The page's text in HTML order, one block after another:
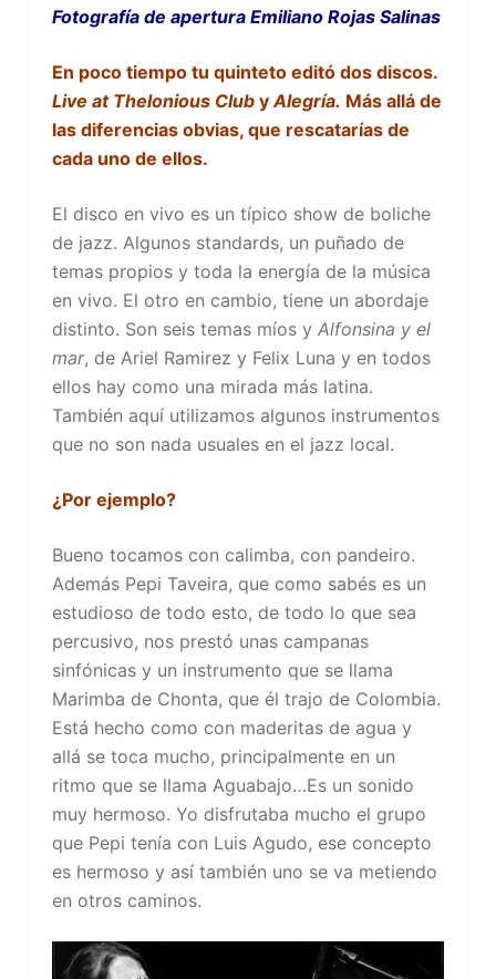
Fotografía de apertura Emiliano Rojas Salinas
En poco tiempo tu quinteto editó dos discos.
Live at Thelonious Cluby Alegría. Más allá de
las diferencias obvias, que rescatarías de
cada uno de ellos.
El disco en vivo es un típico show de boliche
de jazz. Algunos standards, un puñado de
temas propios y toda la energía de la música
en vivo. El otro en cambio, tiene un abordaje
distinto. Son seis temas míos y Alfonsina y el
mar, de Ariel Ramirez y Felix Luna y en todos
ellos hay como una mirada más latina.
También aquí utilizamos algunos instrumentos
que no son nada usuales en el jazz local.
¿Por ejemplo?
Bueno tocamos con calimba, con pandeiro.
Además Pepi Taveira, que como sabés es un
estudioso de todo esto, de todo lo que sea
percusivo, nos prestó unas campanas
sinfónicas y un instrumento que se llama
Marimba de Chonta, que él trajo de Colombia.
Está hecho como con maderitas de agua y
allá se toca mucho, principalmente en un
ritmo que se llama Aguabajo…Es un sonido
muy hermoso. Yo disfrutaba mucho el grupo
que Pepi tenía con Luis Agudo, ese concepto
es hermoso y así también uno se va metiendo
en otros caminos.